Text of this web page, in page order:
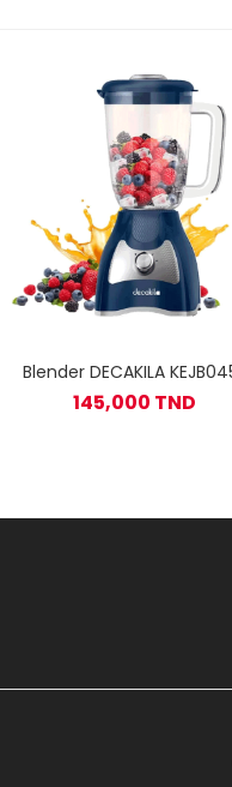
Blender DECAKILA KEJB045L
145,000 TND